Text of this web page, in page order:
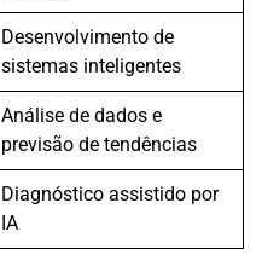
Desenvolvimento de
sistemas inteligentes
Análise de dados e
previsão de tendências
Diagnóstico assistido por
IA